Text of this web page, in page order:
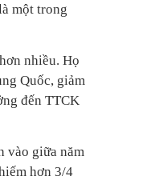
một trong
nhiều. Họ
Quốc, giảm
đến TTCK
vào giữa năm
hơn 3/4